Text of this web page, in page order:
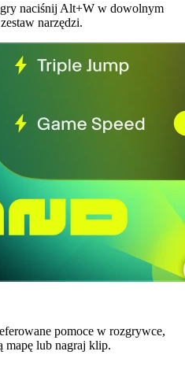
naciśnij Alt+W w dowolnym
narzędzi.
pomoce w rozgrywce,
mapę lub nagraj klip.